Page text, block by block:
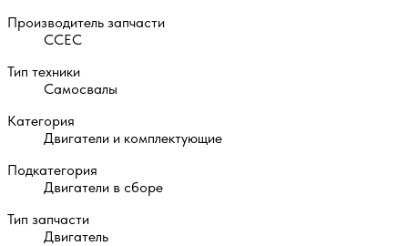
Производитель запчасти
CCEC
Тип техники
Самосвалы
Категория
Двигатели и комплектующие
Подкатегория
Двигатели в сборе
Тип запчасти
Двигатель